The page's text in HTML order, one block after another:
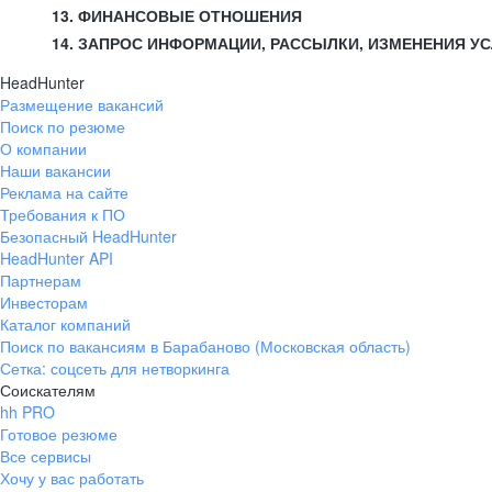
13. ФИНАНСОВЫЕ ОТНОШЕНИЯ
14. ЗАПРОС ИНФОРМАЦИИ, РАССЫЛКИ, ИЗМЕНЕНИЯ
HeadHunter
Размещение вакансий
Поиск по резюме
О компании
Наши вакансии
Реклама на сайте
Требования к ПО
Безопасный HeadHunter
HeadHunter API
Партнерам
Инвесторам
Каталог компаний
Поиск по вакансиям в Барабаново (Московская область)
Сетка: соцсеть для нетворкинга
Соискателям
hh PRO
Готовое резюме
Все сервисы
Хочу у вас работать